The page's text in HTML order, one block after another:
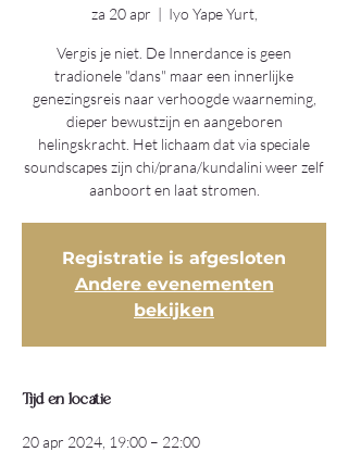
za 20 apr
  |
Iyo Yape Yurt,
Vergis je niet. De Innerdance is geen
tradionele "dans" maar een innerlijke
genezingsreis naar verhoogde waarneming,
dieper bewustzijn en aangeboren
helingskracht. Het lichaam dat via speciale
soundscapes zijn chi/prana/kundalini weer zelf
aanboort en laat stromen.
Registratie is afgesloten
Andere evenementen
bekijken
Tijd en locatie
20 apr 2024, 19:00 – 22:00